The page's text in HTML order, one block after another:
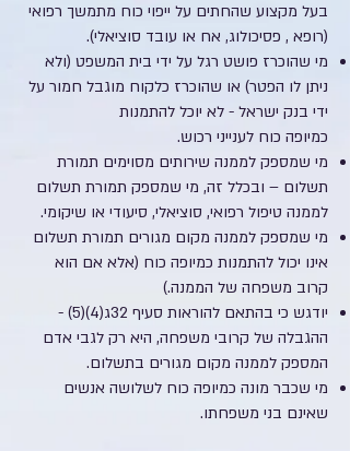
בעל מקצוע שהחתים על ייפוי כוח מתמשך רפואי
(רופא , פסיכולוג, אח או עובד סוציאלי).
מי שהוכרז פושט רגל על ידי בית המשפט (ולא
ניתן לו הפטר) או שהוכרז כלקוח מוגבל חמור על
ידי בנק ישראל - לא יוכל להתמנות
כמיופה כוח לענייני רכוש.
מי שמספק לממנה שירותים מסוימים תמורת
תשלום – ובכלל זה, מי שמספק תמורת תשלום
לממנה טיפול רפואי, סוציאלי, סיעודי או שיקומי.
מי שמספק לממנה מקום מגורים תמורת תשלום
אינו יכול להתמנות כמיופה כוח (אלא אם הוא
קרוב משפחה של הממנה.)
יודגש כי בהתאם להוראות סעיף 32ג(4)(5) -
ההגבלה של קרובי משפחה, היא רק לגבי אדם
המספק לממנה מקום מגורים בתשלום.
מי שכבר מונה כמיופה כוח לשלושה אנשים
שאינם בני משפחתו.